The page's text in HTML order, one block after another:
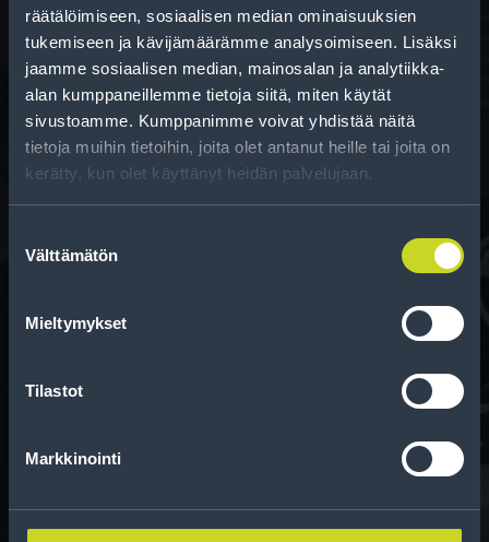
räätälöimiseen, sosiaalisen median ominaisuuksien
tukemiseen ja kävijämäärämme analysoimiseen. Lisäksi
jaamme sosiaalisen median, mainosalan ja analytiikka-
alan kumppaneillemme tietoja siitä, miten käytät
sivustoamme. Kumppanimme voivat yhdistää näitä
tietoja muihin tietoihin, joita olet antanut heille tai joita on
kerätty, kun olet käyttänyt heidän palvelujaan.
valinta
Välttämätön
Mieltymykset
Tilastot
Markkinointi
Rengas­laskuri
Auttaa sinua valitsemaan oikean kokoisen renkaan,
kun vaihdat rengaskokoa.
Tee ostoksesi RengasCenter-tilillä. Saat